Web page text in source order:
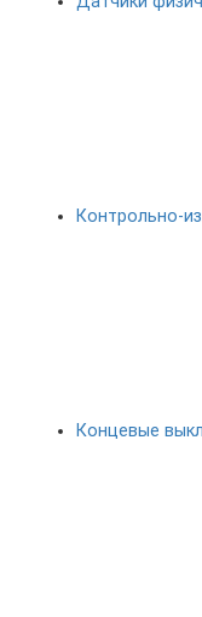
Контрольно-
Концевые